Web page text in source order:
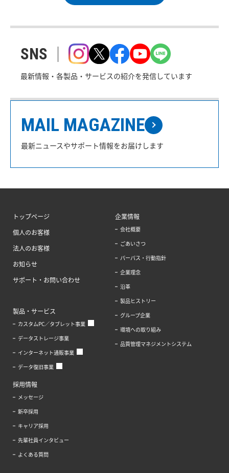
SNS
最新情報・各製品・サービスの紹介を発信しています
MAIL MAGAZINE
最新ニュースやサポート情報をお届けします
トップページ
個人のお客様
法人のお客様
お知らせ
サポート・お問い合わせ
製品・サービス
カスタムPC／タブレット事業
データストレージ事業
インターネット通販事業
データ復旧事業
企業情報
会社概要
ごあいさつ
パーパス・行動指針
企業理念
沿革
製品ヒストリー
グループ企業
環境への取り組み
品質管理マネジメントシステム
採用情報
メッセージ
新卒採用
キャリア採用
先輩社員インタビュー
よくある質問